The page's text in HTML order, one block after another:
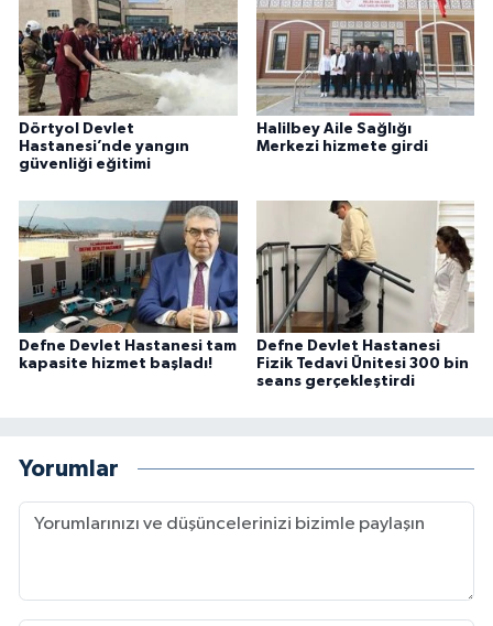
Dörtyol Devlet
Hastanesi’nde yangın
güvenliği eğitimi
Halilbey Aile Sağlığı
Merkezi hizmete girdi
Defne Devlet Hastanesi tam
kapasite hizmet başladı!
Defne Devlet Hastanesi
Fizik Tedavi Ünitesi 300 bin
seans gerçekleştirdi
Yorumlar